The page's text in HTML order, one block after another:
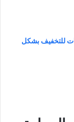
للتخفيف بشكل